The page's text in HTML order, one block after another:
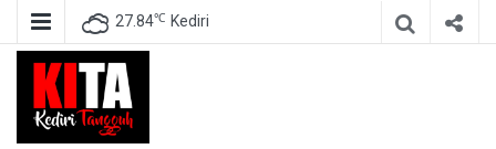
27.84℃ Kediri